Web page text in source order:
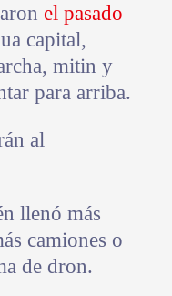
el pasado
capital,
mitin y
para arriba.
al
llenó más
camiones o
de dron.